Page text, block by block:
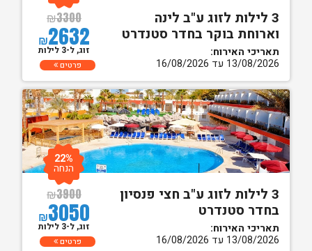
3 לילות לזוג ע"ב לינה
וארוחת בוקר בחדר סטנדרט
תאריכי האירוח:
13/08/2026 עד 16/08/2026
₪3300
₪2632
זוג, ל-3 לילות
פרטים
3 לילות לזוג ע"ב חצי פנסיון
בחדר סטנדרט
תאריכי האירוח:
13/08/2026 עד 16/08/2026
₪3900
₪3050
22%
הנחה
זוג, ל-3 לילות
פרטים